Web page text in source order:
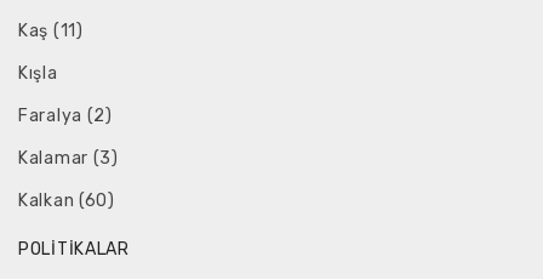
Kaş (11)
Kışla
Faralya (2)
Kalamar (3)
Kalkan (60)
POLITIKALAR